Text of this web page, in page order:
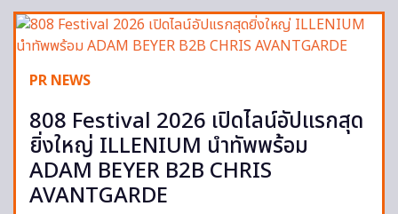
PR NEWS
808 Festival 2026 เปิดไลน์อัปแรกสุด
ยิ่งใหญ่ ILLENIUM นำทัพพร้อม
ADAM BEYER B2B CHRIS
AVANTGARDE